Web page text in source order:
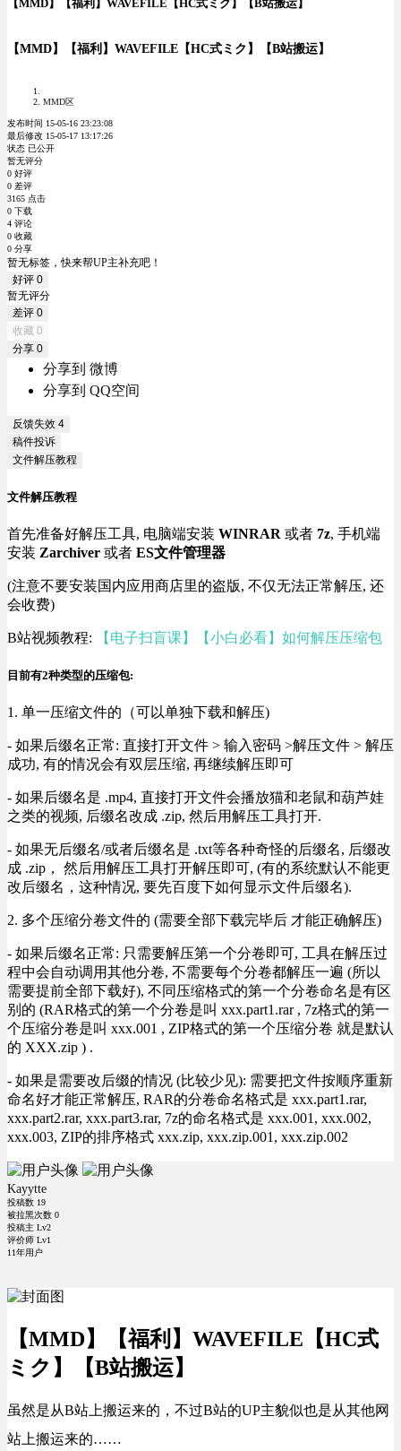
【MMD】【福利】WAVEFILE【HC式ミク】【B站搬运】
【MMD】【福利】WAVEFILE【HC式ミク】【B站搬运】
MMD区
发布时间 15-05-16 23:23:08
最后修改 15-05-17 13:17:26
状态 已公开
暂无评分
0 好评
0 差评
3165 点击
0 下载
4 评论
0 收藏
0 分享
暂无标签，快来帮UP主补充吧！
好评 0
暂无评分
差评 0
收藏 0
分享 0
分享到 微博
分享到 QQ空间
反馈失效 4
稿件投诉
文件解压教程
文件解压教程
首先准备好解压工具, 电脑端安装 WINRAR 或者 7z, 手机端
安装 Zarchiver 或者 ES文件管理器
(注意不要安装国内应用商店里的盗版, 不仅无法正常解压, 还
会收费)
B站视频教程: 【电子扫盲课】【小白必看】如何解压压缩包
目前有2种类型的压缩包:
1. 单一压缩文件的（可以单独下载和解压)
- 如果后缀名正常: 直接打开文件 > 输入密码 >解压文件 > 解压
成功, 有的情况会有双层压缩, 再继续解压即可
- 如果后缀名是 .mp4, 直接打开文件会播放猫和老鼠和葫芦娃
之类的视频, 后缀名改成 .zip, 然后用解压工具打开.
- 如果无后缀名/或者后缀名是 .txt等各种奇怪的后缀名, 后缀改
成 .zip， 然后用解压工具打开解压即可, (有的系统默认不能更
改后缀名，这种情况, 要先百度下如何显示文件后缀名).
2. 多个压缩分卷文件的 (需要全部下载完毕后 才能正确解压)
- 如果后缀名正常: 只需要解压第一个分卷即可, 工具在解压过
程中会自动调用其他分卷, 不需要每个分卷都解压一遍 (所以
需要提前全部下载好), 不同压缩格式的第一个分卷命名是有区
别的 (RAR格式的第一个分卷是叫 xxx.part1.rar , 7z格式的第一
个压缩分卷是叫 xxx.001 , ZIP格式的第一个压缩分卷 就是默认
的 XXX.zip ) .
- 如果是需要改后缀的情况 (比较少见): 需要把文件按顺序重新
命名好才能正常解压, RAR的分卷命名格式是 xxx.part1.rar,
xxx.part2.rar, xxx.part3.rar, 7z的命名格式是 xxx.001, xxx.002,
xxx.003, ZIP的排序格式 xxx.zip, xxx.zip.001, xxx.zip.002
Kayytte
投稿数 19
被拉黑次数 0
投稿主 Lv2
评价师 Lv1
11年用户
【MMD】【福利】WAVEFILE【HC式
ミク】【B站搬运】
虽然是从B站上搬运来的，不过B站的UP主貌似也是从其他网
站上搬运来的……